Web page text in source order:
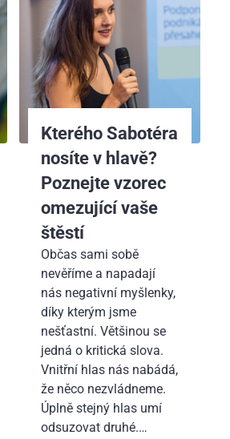
Kterého Sabotéra
nosíte v hlavě?
Poznejte vzorec
omezující vaše
štěstí
Občas sami sobě
nevěříme a napadají
nás negativní myšlenky,
díky kterým jsme
nešťastní. Většinou se
jedná o kritická slova.
Vnitřní hlas nás nabádá,
že něco nezvládneme.
Úplně stejný hlas umí
odsuzovat druhé.…